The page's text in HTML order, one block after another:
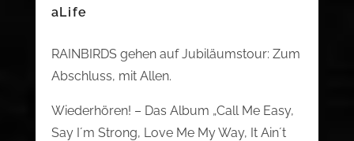
aLife
RAINBIRDS gehen auf Jubiläumstour: Zum
Abschluss, mit Allen.
Wiederhören! – Das Album „Call Me Easy,
Say I´m Strong, Love Me My Way, It Ain´t